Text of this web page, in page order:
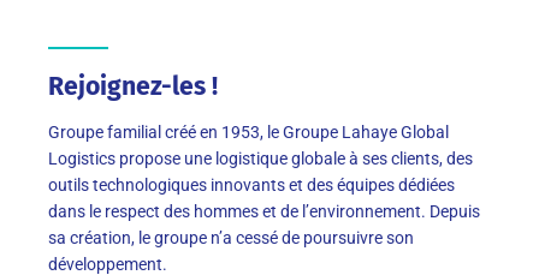
Rejoignez-les !
Groupe familial créé en 1953, le Groupe Lahaye Global
Logistics propose une logistique globale à ses clients, des
outils technologiques innovants et des équipes dédiées
dans le respect des hommes et de l’environnement. Depuis
sa création, le groupe n’a cessé de poursuivre son
développement.